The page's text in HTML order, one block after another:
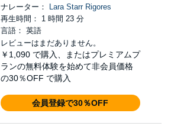
ナレーター：
Lara Starr Rigores
再生時間： 1 時間 23 分
言語： 英語
レビューはまだありません。
￥1,090 で購入、またはプレミアムプ
ランの無料体験を始めて非会員価格
の30％OFF で購入
会員登録で30％OFF